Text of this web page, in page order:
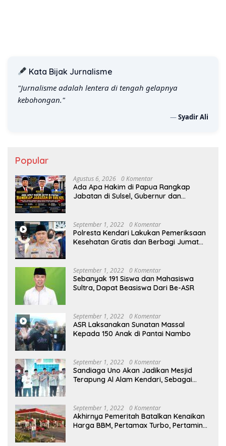
Kata Bijak Jurnalisme
"Jurnalisme adalah lentera di tengah gelapnya
kebohongan."
—Syadir Ali
Popular
Agustus 6, 2026 0 Komentar
Ada Apa Hakim di Papua Rangkap
Jabatan di Sulsel, Gubernur dan
September 1, 2022 0 Komentar
Polresta Kendari Lakukan Pemeriksaan
Kesehatan Gratis dan Berbagi Jumat
September 1, 2022 0 Komentar
Sebanyak 191 Siswa dan Mahasiswa
Sultra, Dapat Beasiswa Dari Be-ASR
September 1, 2022 0 Komentar
ASR Laksanakan Sunatan Massal
Kepada 150 Anak di Pantai Nambo
September 1, 2022 0 Komentar
Sandiaga Uno Akan Jadikan Mesjid
Terapung Al Alam Kendari, Sebagai
September 1, 2022 0 Komentar
Akhirnya Pemeritah Batalkan Kenaikan
Harga BBM, Pertamax Turbo, Pertamina